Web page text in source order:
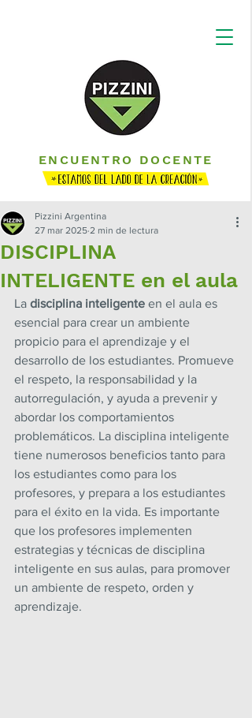
ENCUENTRO DOCENTE
DISCIPLINA
INTELIGENTE en el aula
Pizzini Argentina
27 mar 2025 2 min de lectura
La disciplina inteligente en el aula es
esencial para crear un ambiente
propicio para el aprendizaje y el
desarrollo de los estudiantes. Promueve
el respeto, la responsabilidad y la
autorregulación, y ayuda a prevenir y
abordar los comportamientos
problemáticos. La disciplina inteligente
tiene numerosos beneficios tanto para
los estudiantes como para los
profesores, y prepara a los estudiantes
para el éxito en la vida. Es importante
que los profesores implementen
estrategias y técnicas de disciplina
inteligente en sus aulas, para promover
un ambiente de respeto, orden y
aprendizaje.